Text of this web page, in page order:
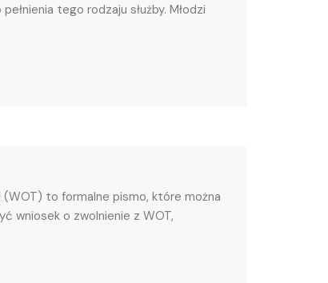
tego rodzaju służby. Młodzi
(WOT) to formalne pismo, które można
wniosek o zwolnienie z WOT,